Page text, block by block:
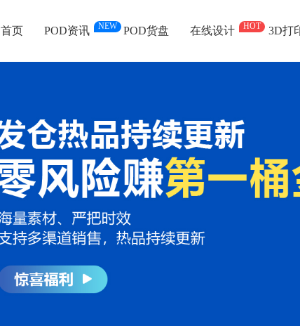
首页 POD资讯 NEW POD货盘 在线设计 HOT 3D打